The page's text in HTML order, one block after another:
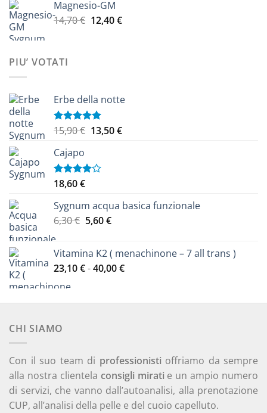
9,20 €
Magnesio-GM
14,70€ Il
12,40€Il
PIU’ VOTATI
Erbe della notte
Valutato
15,90€ Il
era:
13,50€Il
Cajapo
Valutato
5
18,60€
Sygnum acqua basica funzionale
6,30€ Il
era:
6,30 €.
5,60€Il
è:
5,60 €.
Vitamina K2 ( menachinone – 7 all trans )
23,10€-40,00€Fascia
da
CHI SIAMO
Con il suo team di professionisti offriamo da sempre
alla nostra clientela consigli mirati e un ampio numero
di servizi, che vanno dall’autoanalisi, alla prenotazione
CUP, all’analisi della pelle e del cuoio capelluto.